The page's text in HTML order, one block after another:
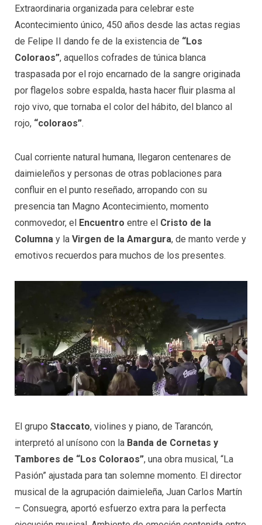
Extraordinaria organizada para celebrar este
Acontecimiento único, 450 años desde las actas regias
de Felipe II dando fe de la existencia de “Los
Coloraos”, aquellos cofrades de túnica blanca
traspasada por el rojo encarnado de la sangre originada
por flagelos sobre espalda, hasta hacer fluir plasma al
rojo vivo, que tornaba el color del hábito, del blanco al
rojo, “coloraos”.
Cual corriente natural humana, llegaron centenares de
daimieleños y personas de otras poblaciones para
confluir en el punto reseñado, arropando con su
presencia tan Magno Acontecimiento, momento
conmovedor, el Encuentro entre el Cristo de la
Columna y la Virgen de la Amargura, de manto verde y
emotivos recuerdos para muchos de los presentes.
El grupo Staccato, violines y piano, de Tarancón,
interpretó al unísono con la Banda de Cornetas y
Tambores de “Los Coloraos”, una obra musical, “La
Pasión” ajustada para tan solemne momento. El director
musical de la agrupación daimieleña, Juan Carlos Martín
– Consuegra, aportó esfuerzo extra para la perfecta